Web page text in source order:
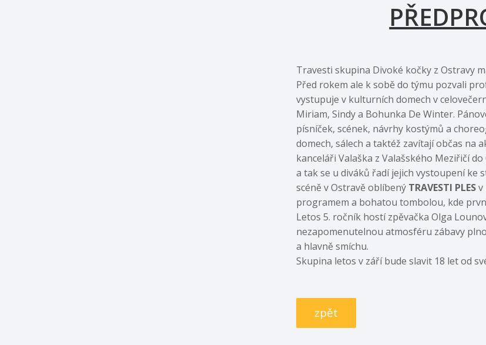
Travesti skupina Divoké kočky z Ostravy
Před rokem ale k sobě do týmu pozvali
vystupuje v kulturních domech v
Miriam, Sindy a Bohunka De Winter.
písníček, scének, návrhy kostýmů a
domech, sálech a taktéž zavítají občas na
kanceláři Valaška z Valašského Meziřičí
a tak se u diváků řadí jejich vystoupení ke
scéně v Ostravě oblíbený TRAVESTI PLESv
programem a bohatou tombolou, kde
Letos 5. ročník hostí zpěvačka Olga
nezapomenutelnou atmosféru zábavy
a hlavně smíchu.
Skupina letos v září bude slavit 18 let od
zpět